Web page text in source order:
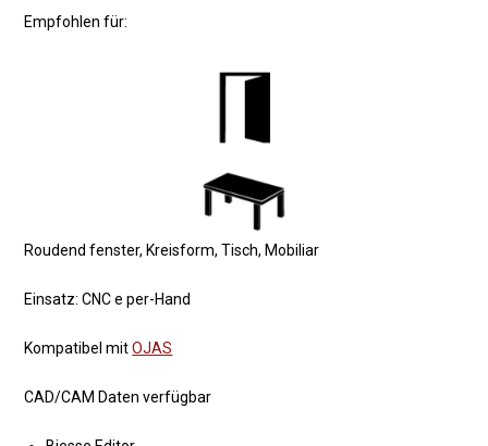
Empfohlen für:
Roudend fenster, Kreisform, Tisch, Mobiliar
Einsatz: CNC e per-Hand
Kompatibel mitOJAS
CAD/CAM Daten verfügbar